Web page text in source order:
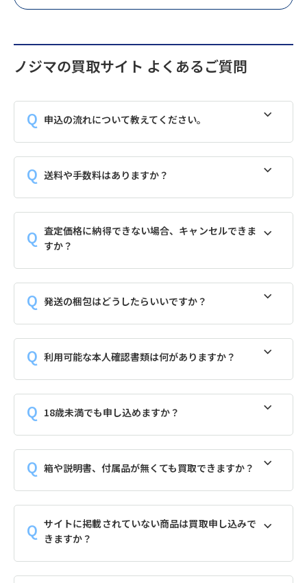
ノジマの買取サイト よくあるご質問
申込の流れについて教えてください。
送料や手数料はありますか？
査定価格に納得できない場合、キャンセルできま
すか？
発送の梱包はどうしたらいいですか？
利用可能な本人確認書類は何がありますか？
18歳未満でも申し込めますか？
箱や説明書、付属品が無くても買取できますか？
サイトに掲載されていない商品は買取申し込みで
きますか？